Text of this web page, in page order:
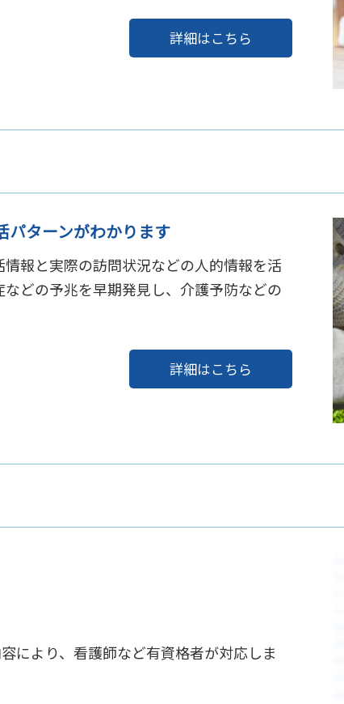
詳細はこちら
パターンがわかります
報と実際の訪問状況などの人的情報を活
どの予兆を早期発見し、介護予防などの
詳細はこちら
により、看護師など有資格者が対応しま